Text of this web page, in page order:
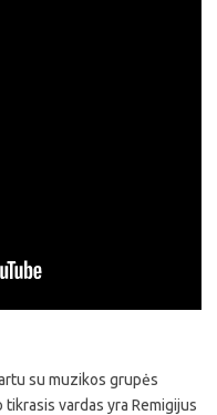
su muzikos grupės
tikrasis vardas yra Remigijus